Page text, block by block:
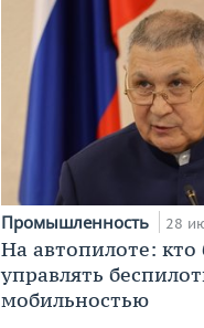
Промышленность 28
На автопилоте: кто
управлять
мобильностью